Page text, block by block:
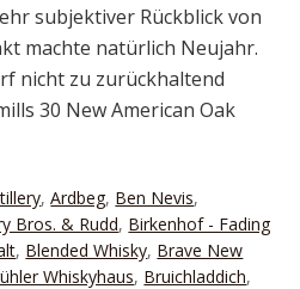
subjektiver Rückblick von
machte natürlich Neujahr.
nicht zu zurückhaltend
30 New American Oak
,Ardbeg, Ben Nevis,
Bros. & Rudd, Birkenhof - Fading
, Blended Whisky, Brave New
Whiskyhaus, Bruichladdich,